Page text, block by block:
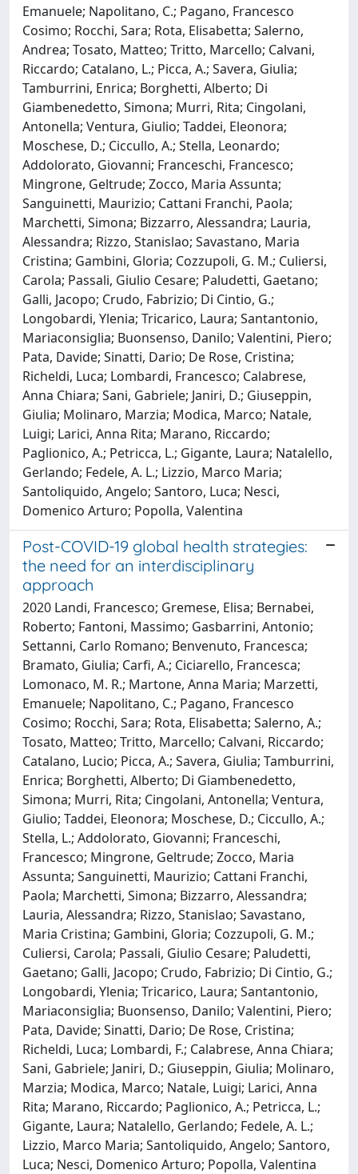
Emanuele; Napolitano, C.; Pagano, Francesco
Cosimo; Rocchi, Sara; Rota, Elisabetta; Salerno,
Andrea; Tosato, Matteo; Tritto, Marcello; Calvani,
Riccardo; Catalano, L.; Picca, A.; Savera, Giulia;
Tamburrini, Enrica; Borghetti, Alberto; Di
Giambenedetto, Simona; Murri, Rita; Cingolani,
Antonella; Ventura, Giulio; Taddei, Eleonora;
Moschese, D.; Ciccullo, A.; Stella, Leonardo;
Addolorato, Giovanni; Franceschi, Francesco;
Mingrone, Geltrude; Zocco, Maria Assunta;
Sanguinetti, Maurizio; Cattani Franchi, Paola;
Marchetti, Simona; Bizzarro, Alessandra; Lauria,
Alessandra; Rizzo, Stanislao; Savastano, Maria
Cristina; Gambini, Gloria; Cozzupoli, G. M.; Culiersi,
Carola; Passali, Giulio Cesare; Paludetti, Gaetano;
Galli, Jacopo; Crudo, Fabrizio; Di Cintio, G.;
Longobardi, Ylenia; Tricarico, Laura; Santantonio,
Mariaconsiglia; Buonsenso, Danilo; Valentini, Piero;
Pata, Davide; Sinatti, Dario; De Rose, Cristina;
Richeldi, Luca; Lombardi, Francesco; Calabrese,
Anna Chiara; Sani, Gabriele; Janiri, D.; Giuseppin,
Giulia; Molinaro, Marzia; Modica, Marco; Natale,
Luigi; Larici, Anna Rita; Marano, Riccardo;
Paglionico, A.; Petricca, L.; Gigante, Laura; Natalello,
Gerlando; Fedele, A. L.; Lizzio, Marco Maria;
Santoliquido, Angelo; Santoro, Luca; Nesci,
Domenico Arturo; Popolla, Valentina
Post-COVID-19 global health strategies:
the need for an interdisciplinary
approach
2020 Landi, Francesco; Gremese, Elisa; Bernabei,
Roberto; Fantoni, Massimo; Gasbarrini, Antonio;
Settanni, Carlo Romano; Benvenuto, Francesca;
Bramato, Giulia; Carfi, A.; Ciciarello, Francesca;
Lomonaco, M. R.; Martone, Anna Maria; Marzetti,
Emanuele; Napolitano, C.; Pagano, Francesco
Cosimo; Rocchi, Sara; Rota, Elisabetta; Salerno, A.;
Tosato, Matteo; Tritto, Marcello; Calvani, Riccardo;
Catalano, Lucio; Picca, A.; Savera, Giulia; Tamburrini,
Enrica; Borghetti, Alberto; Di Giambenedetto,
Simona; Murri, Rita; Cingolani, Antonella; Ventura,
Giulio; Taddei, Eleonora; Moschese, D.; Ciccullo, A.;
Stella, L.; Addolorato, Giovanni; Franceschi,
Francesco; Mingrone, Geltrude; Zocco, Maria
Assunta; Sanguinetti, Maurizio; Cattani Franchi,
Paola; Marchetti, Simona; Bizzarro, Alessandra;
Lauria, Alessandra; Rizzo, Stanislao; Savastano,
Maria Cristina; Gambini, Gloria; Cozzupoli, G. M.;
Culiersi, Carola; Passali, Giulio Cesare; Paludetti,
Gaetano; Galli, Jacopo; Crudo, Fabrizio; Di Cintio, G.;
Longobardi, Ylenia; Tricarico, Laura; Santantonio,
Mariaconsiglia; Buonsenso, Danilo; Valentini, Piero;
Pata, Davide; Sinatti, Dario; De Rose, Cristina;
Richeldi, Luca; Lombardi, F.; Calabrese, Anna Chiara;
Sani, Gabriele; Janiri, D.; Giuseppin, Giulia; Molinaro,
Marzia; Modica, Marco; Natale, Luigi; Larici, Anna
Rita; Marano, Riccardo; Paglionico, A.; Petricca, L.;
Gigante, Laura; Natalello, Gerlando; Fedele, A. L.;
Lizzio, Marco Maria; Santoliquido, Angelo; Santoro,
Luca; Nesci, Domenico Arturo; Popolla, Valentina